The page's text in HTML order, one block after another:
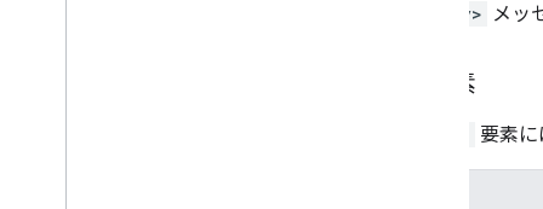
<Query> メッ
子要素
要素に